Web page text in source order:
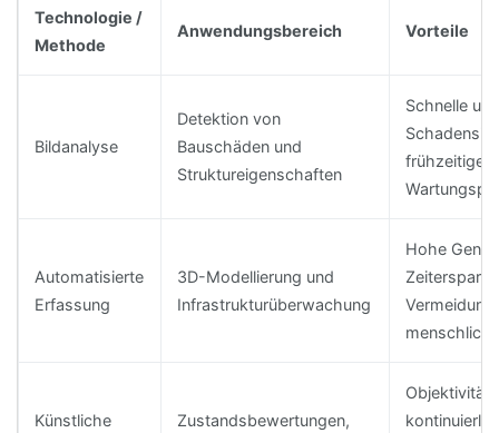
Technologie /
Methode
Anwendungsbereich Vorteile
Bildanalyse
Detektion von
Bauschäden und
Struktureigenschaften
Schnelle
frühzeitige
Automatisierte
Erfassung
3D-Modellierung und
Infrastrukturüberwachung
Hohe
Vermeidung
Künstliche Zustandsbewertungen,
Objektivität,